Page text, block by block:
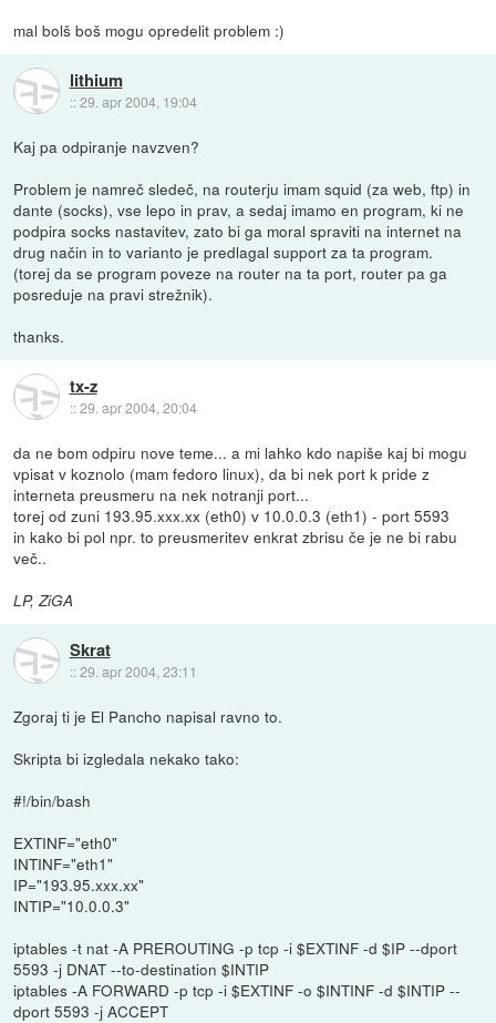
mal bolš boš mogu opredelit problem :)
lithium
::29. apr 2004, 19:04
Kaj pa odpiranje navzven?
Problem je namreč sledeč, na routerju imam squid (za web, ftp) in
dante (socks), vse lepo in prav, a sedaj imamo en program, ki ne
podpira socks nastavitev, zato bi ga moral spraviti na internet na
drug način in to varianto je predlagal support za ta program.
(torej da se program poveze na router na ta port, router pa ga
posreduje na pravi strežnik).
thanks.
tx-z
::29. apr 2004, 20:04
da ne bom odpiru nove teme... a mi lahko kdo napiše kaj bi mogu
vpisat v koznolo (mam fedoro linux), da bi nek port k pride z
interneta preusmeru na nek notranji port...
torej od zuni 193.95.xxx.xx (eth0) v 10.0.0.3 (eth1) - port 5593
in kako bi pol npr. to preusmeritev enkrat zbrisu če je ne bi rabu
več..
LP, ZiGA
Skrat
::29. apr 2004, 23:11
Zgoraj ti je El Pancho napisal ravno to.
Skripta bi izgledala nekako tako:
#!/bin/bash
EXTINF="eth0"
INTINF="eth1"
IP="193.95.xxx.xx"
INTIP="10.0.0.3"
iptables -t nat -A PREROUTING -p tcp -i $EXTINF -d $IP --dport
5593 -j DNAT --to-destination $INTIP
iptables -A FORWARD -p tcp -i $EXTINF -o $INTINF -d $INTIP --
dport 5593 -j ACCEPT